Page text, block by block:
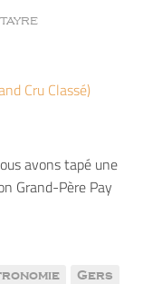
Cru Classé)
avons tapé une
Grand-Père Pay
Gers